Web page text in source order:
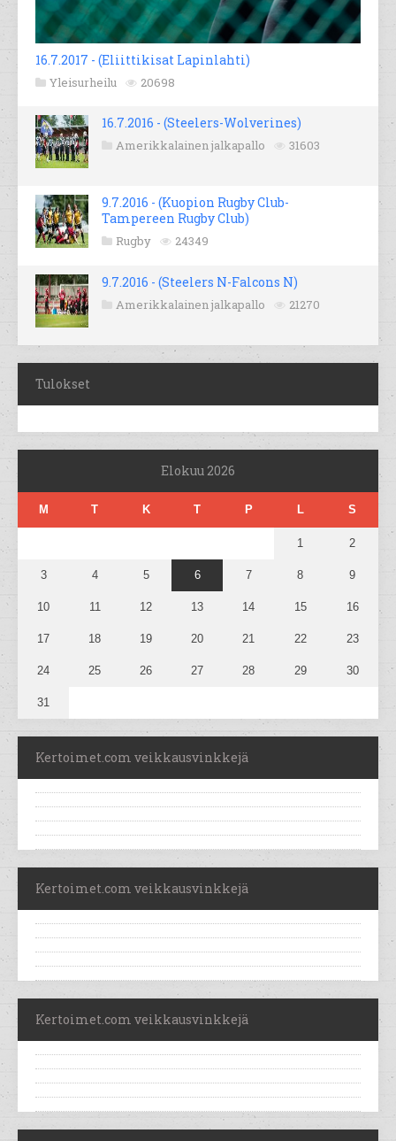
16.7.2017 - (Eliittikisat Lapinlahti)
Yleisurheilu 20698
16.7.2016 - (Steelers-Wolverines)
Amerikkalainen jalkapallo 31603
9.7.2016 - (Kuopion Rugby Club-
Tampereen Rugby Club)
Rugby 24349
9.7.2016 - (Steelers N-Falcons N)
Amerikkalainen jalkapallo 21270
Tulokset
Elokuu 2026
M T K T P L S
1 2
3 4 5 6 7 8 9
10 11 12 13 14 15 16
17 18 19 20 21 22 23
24 25 26 27 28 29 30
31
Kertoimet.com veikkausvinkkejä
Kertoimet.com veikkausvinkkejä
Kertoimet.com veikkausvinkkejä